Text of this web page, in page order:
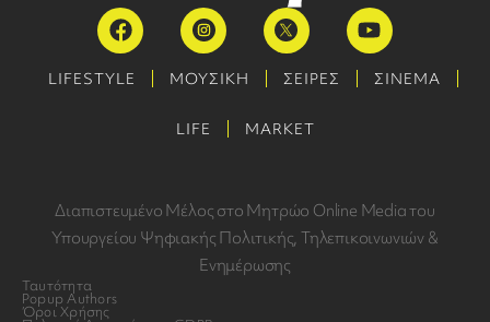
LIFESTYLE ΜΟΥΣΙΚΗ ΣΕΙΡΕΣ ΣΙΝΕΜΑ
LIFE MARKET
Διαπιστευμένο Μέλος στο Μητρώο Online Media του
Υπουργείου Ψηφιακής Πολιτικής, Τηλεπικοινωνιών &
Ενημέρωσης
Ταυτότητα
Popup Authors
Όροι Χρήσης